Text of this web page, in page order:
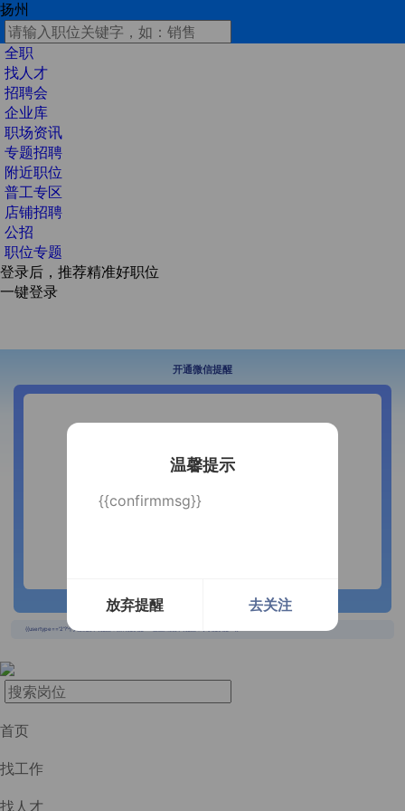
扬州
全职
找人才
招聘会
企业库
职场资讯
专题招聘
附近职位
普工专区
店铺招聘
公招
职位专题
登录后，推荐精准好职位
一键登录
开通微信提醒
{{usertype=='2'?'个人投递实时提醒，招聘更快捷！':'企业回复实时提醒，求职更快捷！'}}
温馨提示
{{confirmmsg}}
放弃提醒 去关注
首页
找工作
找人才